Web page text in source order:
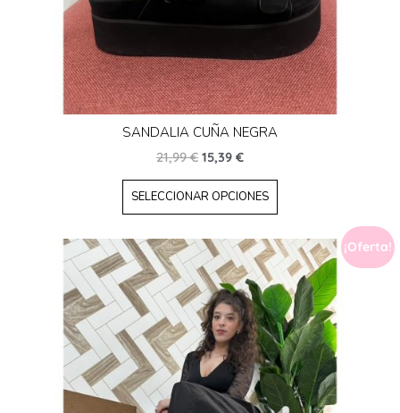
SANDALIA CUÑA NEGRA
21,99€ 15,39 €
SELECCIONAR OPCIONES
¡Oferta!